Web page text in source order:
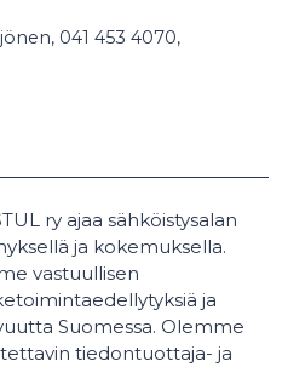
041 453 4070,
ry ajaa sähköistysalan
ja kokemuksella.
vastuullisen
ja
Suomessa. Olemme
tiedontuottaja- ja